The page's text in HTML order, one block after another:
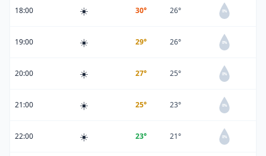
18:00 ☀️ 30° 26° 0%
19:00 ☀️ 29° 26° 0%
20:00 ☀️ 27° 25° 0%
21:00 ☀️ 25° 23° 0%
22:00 ☀️ 23° 21° 0%